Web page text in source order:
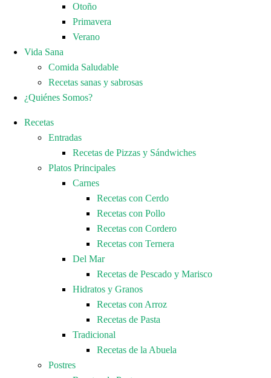
Otoño
Primavera
Verano
Vida Sana
Comida Saludable
Recetas sanas y sabrosas
¿Quiénes Somos?
Recetas
Entradas
Recetas de Pizzas y Sándwiches
Platos Principales
Carnes
Recetas con Cerdo
Recetas con Pollo
Recetas con Cordero
Recetas con Ternera
Del Mar
Recetas de Pescado y Marisco
Hidratos y Granos
Recetas con Arroz
Recetas de Pasta
Tradicional
Recetas de la Abuela
Postres